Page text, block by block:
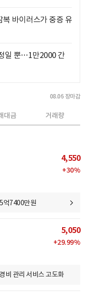
바이러스가 중증 유
일 뿐…1만2000 간
08.06 장마감
대금 거래량
4,550
+30%
억7400만원
5,050
+29.99%
비 관리 서비스 고도화